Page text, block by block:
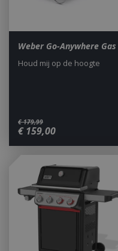
Weber Go-Anywhere Gas
€ 179,99
€ 159,00
Houd mij op de hoogte